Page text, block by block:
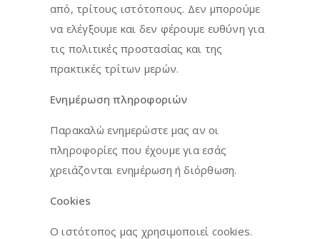
από, τρίτους ιστότοπους. Δεν μπορούμε
να ελέγξουμε και δεν φέρουμε ευθύνη για
τις πολιτικές προστασίας και της
πρακτικές τρίτων μερών.
Ενημέρωση πληροφοριών
Παρακαλώ ενημερώστε μας αν οι
πληροφορίες που έχουμε για εσάς
χρειάζονται ενημέρωση ή διόρθωση.
Cookies
Ο ιστότοπος μας χρησιμοποιεί cookies.